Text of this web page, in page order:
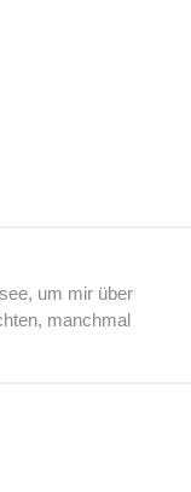
um mir über
manchmal